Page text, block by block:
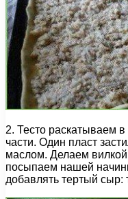
2. Тесто раскатываем
части. Один пласт
маслом. Делаем
посыпаем нашей
добавлять тертый сыр: